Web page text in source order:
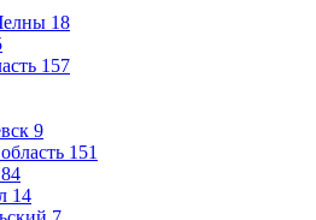
18
157
9
151
84
14